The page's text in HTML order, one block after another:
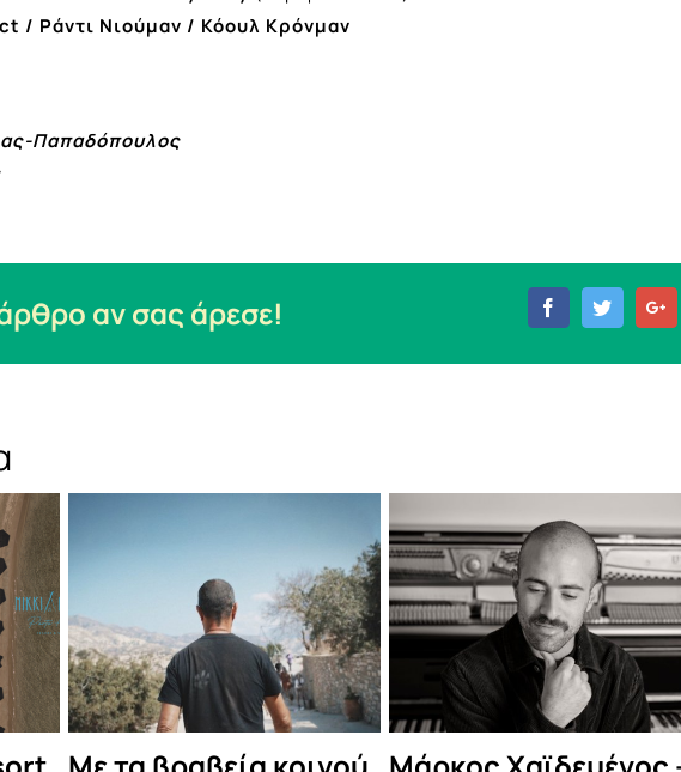
/ Ράντι Νιούμαν / Κόουλ Κρόνμαν
Παπαδόπουλος
αν σας άρεσε! FacebookTwitter